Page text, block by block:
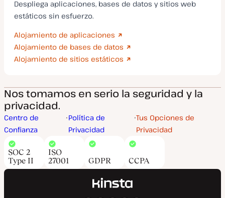
Despliega aplicaciones, bases de datos y sitios web
estáticos sin esfuerzo.
Alojamiento de aplicaciones
Alojamiento de bases de datos
Alojamiento de sitios estáticos
Nos tomamos en serio la seguridad y la
privacidad.
Centro de
Confianza
Política de
Privacidad
Tus Opciones de
Privacidad
SOC 2
Type II
ISO
27001
GDPR CCPA